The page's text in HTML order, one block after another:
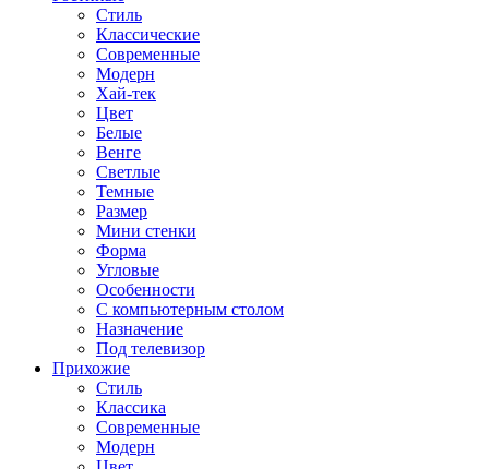
Стиль
Классические
Современные
Модерн
Хай-тек
Цвет
Белые
Венге
Светлые
Темные
Размер
Мини стенки
Форма
Угловые
Особенности
С компьютерным столом
Назначение
Под телевизор
Прихожие
Стиль
Классика
Современные
Модерн